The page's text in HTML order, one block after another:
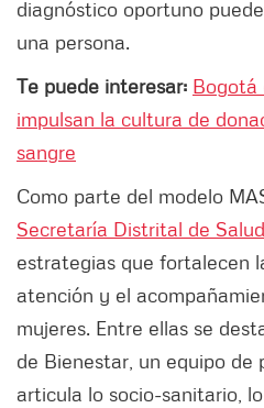
diagnóstico oportuno
una persona.
Te puede interesar: Bogotá
impulsan la cultura de
sangre
Como parte del modelo
Secretaría Distrital de Salud
estrategias que fortalecen
atención y el
mujeres. Entre ellas se
de Bienestar, un equipo de
articula lo socio-sanitario,